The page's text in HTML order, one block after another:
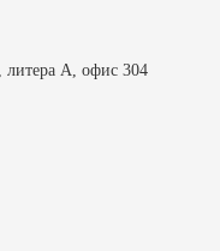
литера А, офис 304